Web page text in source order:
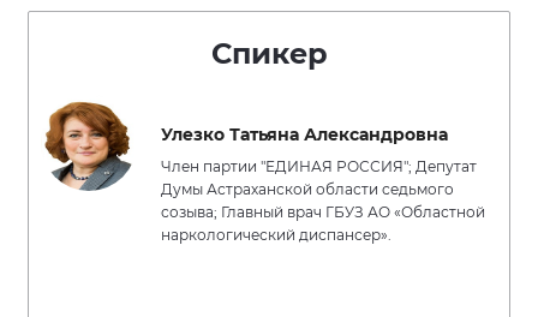
Спикер
Улезко Татьяна Александровна
Член партии "ЕДИНАЯ РОССИЯ"; Депутат
Думы Астраханской области седьмого
созыва; Главный врач ГБУЗ АО «Областной
наркологический диспансер».